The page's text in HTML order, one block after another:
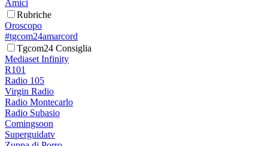
Amici
Rubriche
Oroscopo
#tgcom24amarcord
Tgcom24 Consiglia
Mediaset Infinity
R101
Radio 105
Virgin Radio
Radio Montecarlo
Radio Subasio
Comingsoon
Superguidatv